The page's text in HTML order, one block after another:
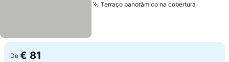
Terraço panorâmico na cobertura
De € 81